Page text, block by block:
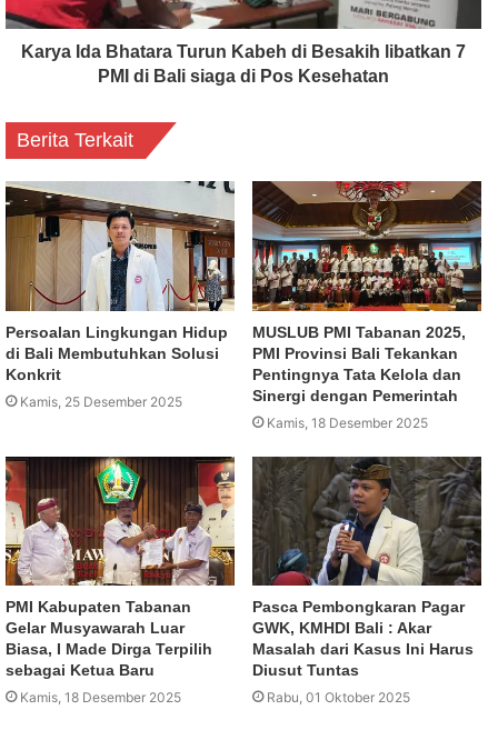
Karya Ida Bhatara Turun Kabeh di Besakih libatkan 7
PMI di Bali siaga di Pos Kesehatan
Berita Terkait
Persoalan Lingkungan Hidup
di Bali Membutuhkan Solusi
Konkrit
Kamis, 25 Desember 2025
MUSLUB PMI Tabanan 2025,
PMI Provinsi Bali Tekankan
Pentingnya Tata Kelola dan
Sinergi dengan Pemerintah
Kamis, 18 Desember 2025
PMI Kabupaten Tabanan
Gelar Musyawarah Luar
Biasa, I Made Dirga Terpilih
sebagai Ketua Baru
Kamis, 18 Desember 2025
Pasca Pembongkaran Pagar
GWK, KMHDI Bali : Akar
Masalah dari Kasus Ini Harus
Diusut Tuntas
Rabu, 01 Oktober 2025